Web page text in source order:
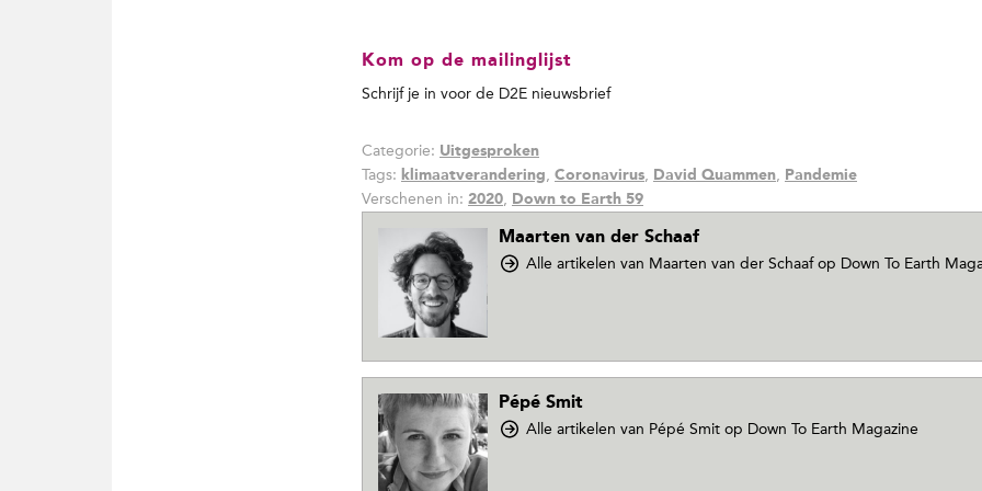
Kom op de mailinglijst
Schrijf je in voor de D2E nieuwsbrief
Categorie: Uitgesproken
Tags: klimaatverandering, Coronavirus, David Quammen, Pandemie
Verschenen in: 2020, Down to Earth 59
Maarten van der Schaaf
Alle artikelen van Maarten van der Schaafop Down To Earth
Pépé Smit
Alle artikelen van Pépé Smit op Down To Earth Magazine